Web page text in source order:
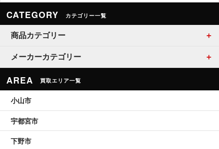
CATEGORY カテゴリー一覧
商品カテゴリー
メーカーカテゴリー
AREA 買取エリア一覧
小山市
宇都宮市
下野市